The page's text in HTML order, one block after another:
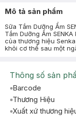
Mô tả sản phẩm
Sữa Tắm Dưỡng Ẩm
Tắm Dưỡng Ẩm
của thương hiệu
khỏi cơ thể sau một
Thông số sản
Barcode
Thương Hiệu
Xuất xứ thương